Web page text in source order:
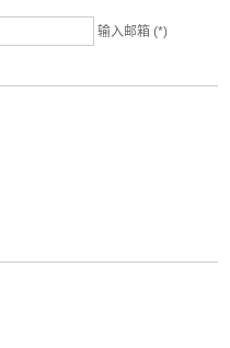
输入邮箱 (*)